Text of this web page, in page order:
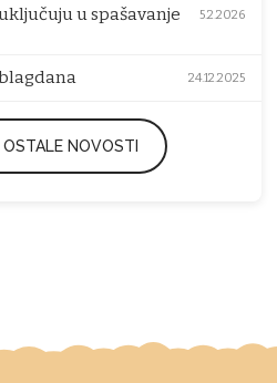
u spašavanje
5.2.2026
24.12.2025
NOVOSTI